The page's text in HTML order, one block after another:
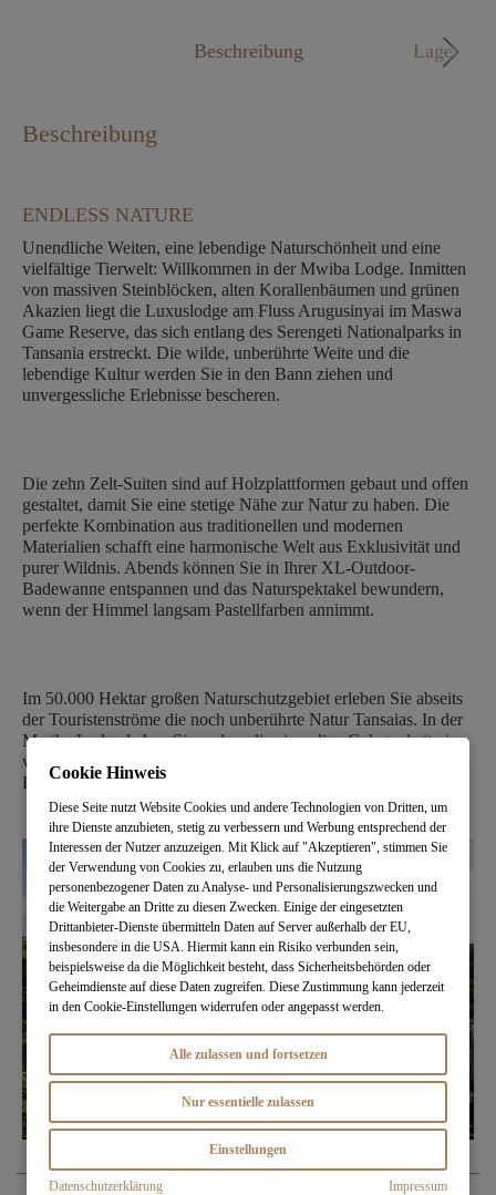
Beschreibung Lage
Beschreibung
ENDLESS NATURE
Unendliche Weiten, eine lebendige Naturschönheit und eine
vielfältige Tierwelt: Willkommen in der Mwiba Lodge. Inmitten
von massiven Steinblöcken, alten Korallenbäumen und grünen
Akazien liegt die Luxuslodge am Fluss Arugusinyai im Maswa
Game Reserve, das sich entlang des Serengeti Nationalparks in
Tansania erstreckt. Die wilde, unberührte Weite und die
lebendige Kultur werden Sie in den Bann ziehen und
unvergessliche Erlebnisse bescheren.
Die zehn Zelt-Suiten sind auf Holzplattformen gebaut und offen
gestaltet, damit Sie eine stetige Nähe zur Natur zu haben. Die
perfekte Kombination aus traditionellen und modernen
Materialien schafft eine harmonische Welt aus Exklusivität und
purer Wildnis. Abends können Sie in Ihrer XL-Outdoor-
Badewanne entspannen und das Naturspektakel bewundern,
wenn der Himmel langsam Pastellfarben annimmt.
Im 50.000 Hektar großen Naturschutzgebiet erleben Sie abseits
der Touristenströme die noch unberührte Natur Tansaias. In der
Mwiba Lodge haben Sie zudem die einmalige Gelegenheit vier
verschiedene Stämme kennenzulernen und Einblicke in deren
Kultur zu erhalten.
Cookie Hinweis
Diese Seite nutzt Website Cookies und andere Technologien von Dritten, um
ihre Dienste anzubieten, stetig zu verbessern und Werbung entsprechend der
Interessen der Nutzer anzuzeigen. Mit Klick auf "Akzeptieren", stimmen Sie
der Verwendung von Cookies zu, erlauben uns die Nutzung
personenbezogener Daten zu Analyse- und Personalisierungszwecken und
die Weitergabe an Dritte zu diesen Zwecken. Einige der eingesetzten
Drittanbieter-Dienste übermitteln Daten auf Server außerhalb der EU,
insbesondere in die USA. Hiermit kann ein Risiko verbunden sein,
beispielsweise da die Möglichkeit besteht, dass Sicherheitsbehörden oder
Geheimdienste auf diese Daten zugreifen. Diese Zustimmung kann jederzeit
in den Cookie-Einstellungen widerrufen oder angepasst werden.
Alle zulassen und fortsetzen
Nur essentielle zulassen
Einstellungen
Datenschutzerklärung Impressum